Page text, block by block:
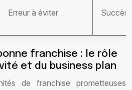
Erreur à éviter Succès
franchise : le rôle
et du business plan
de franchise prometteuses